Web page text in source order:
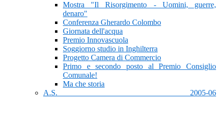
Mostra "Il Risorgimento - Uomini, guerre,
denaro"
Conferenza Gherardo Colombo
Giornata dell'acqua
Premio Innovascuola
Soggiorno studio in Inghilterra
Progetto Camera di Commercio
Primo e secondo posto al Premio Consiglio
Comunale!
Ma che storia
A.S. 2005-06